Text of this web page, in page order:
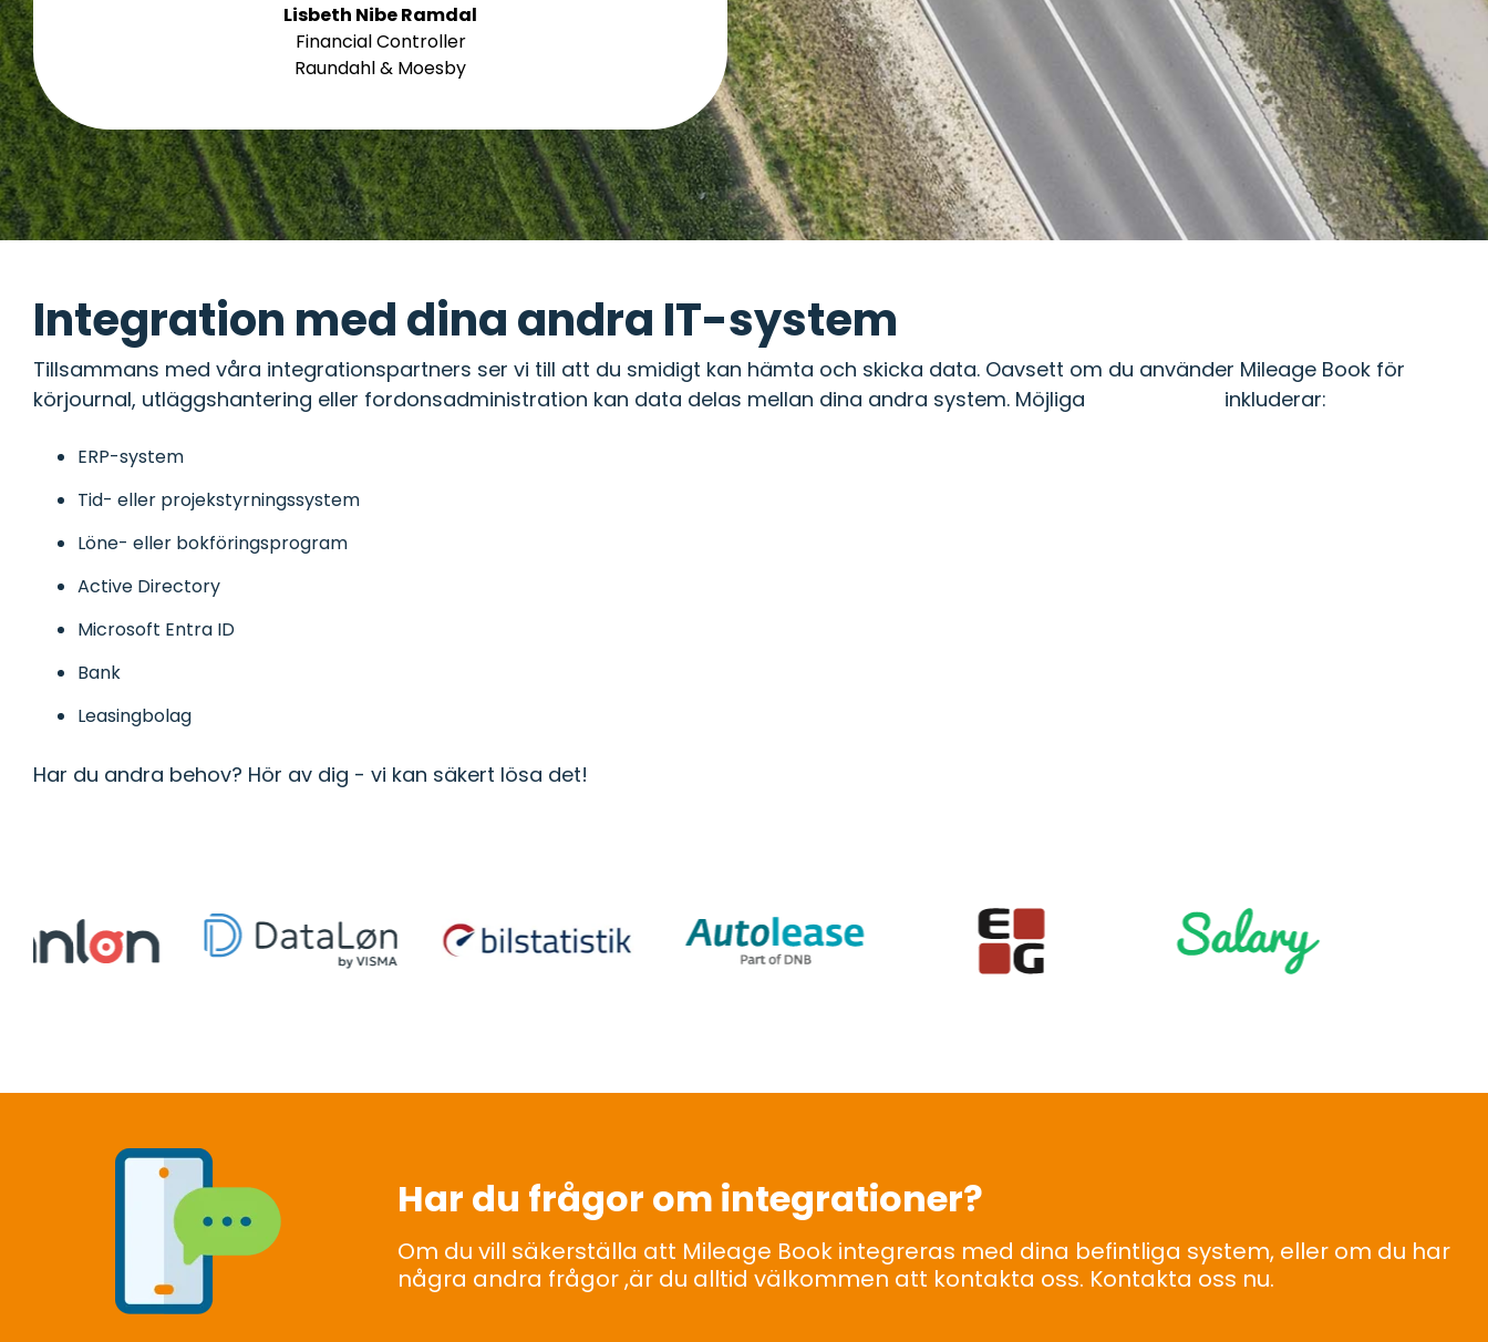
Lisbeth Nibe Ramdal
Financial Controller
Raundahl & Moesby
Integration med dina andra IT-system
Tillsammans med våra integrationspartners ser vi till att du smidigt kan hämta och skicka data. Oavsett om du använder Mileage Book för
körjournal, utläggshantering eller fordonsadministration kan data delas mellan dina andra system. Möjliga
inkluderar:
ERP-system
Tid- eller projekstyrningssystem
Löne- eller bokföringsprogram
Active Directory
Microsoft Entra ID
Bank
Leasingbolag
Har du andra behov? Hör av dig - vi kan säkert lösa det!
Har du frågor om integrationer?
Om du vill säkerställa att Mileage Book integreras med dina befintliga system, eller om du har
några andra frågor,är du alltid välkommen att kontakta oss. Kontakta oss nu.